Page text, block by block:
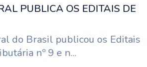
PUBLICA OS EDITAIS DE
do Brasil publicou os Editais
nº 9 e n...